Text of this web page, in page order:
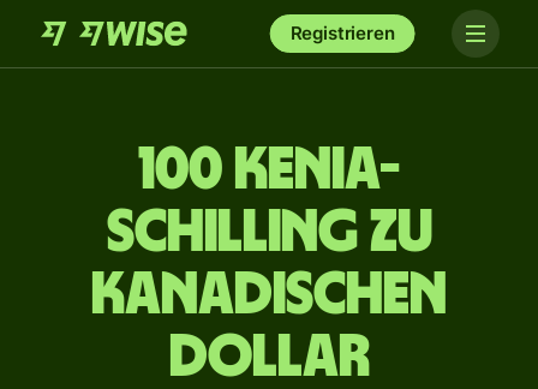
Registrieren
100 Kenia-
Schilling zu
kanadischen
Dollar